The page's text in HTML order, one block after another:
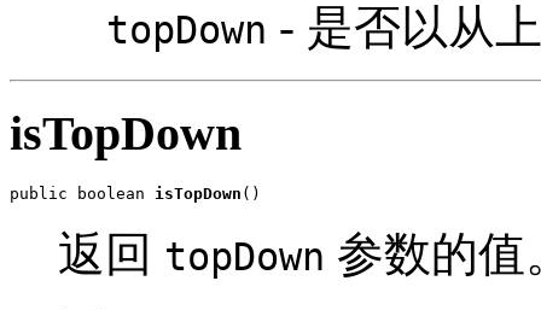
topDown - 是否以从
isTopDown
public boolean isTopDown ()
返回 topDown 参数的